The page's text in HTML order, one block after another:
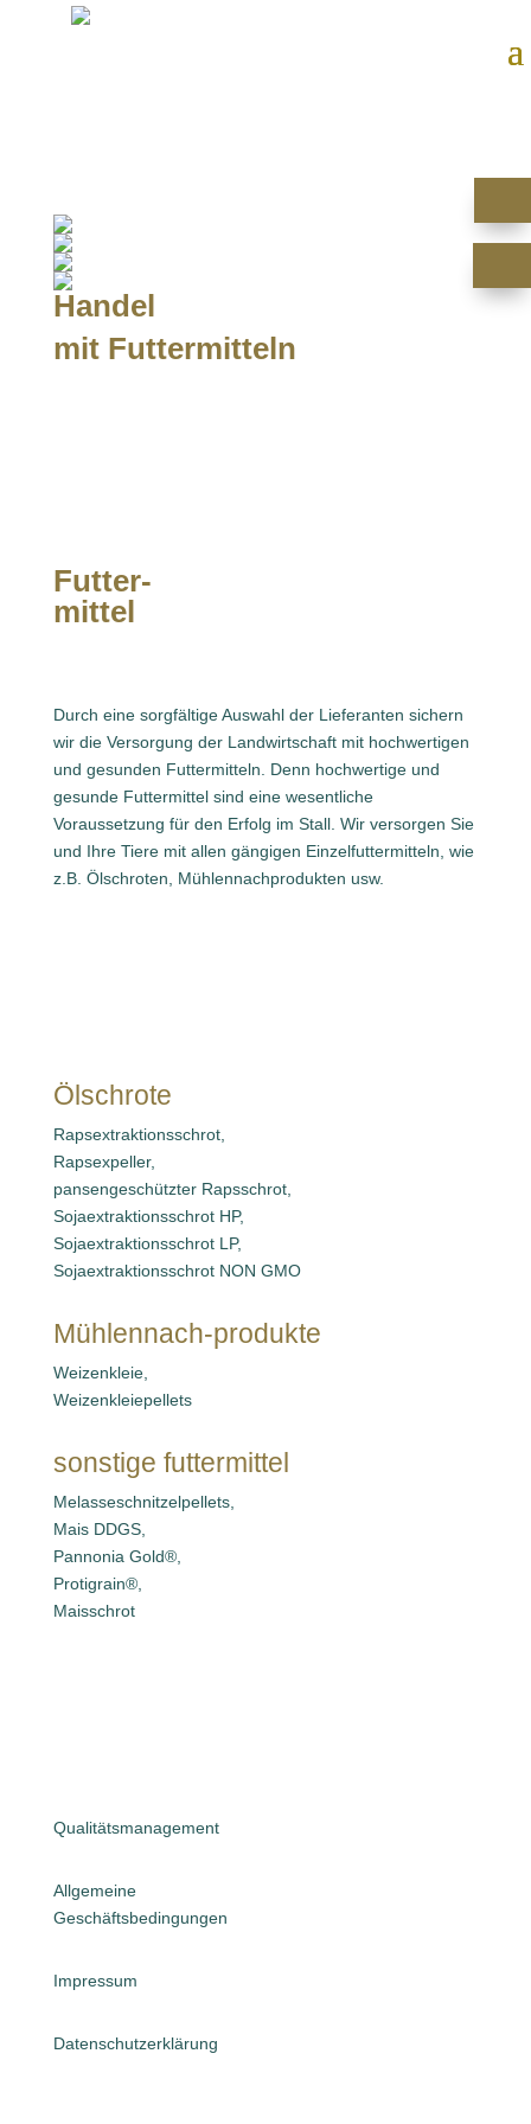
Handel
mit Futtermitteln
Futter-
mittel
Durch eine sorgfältige Auswahl der Lieferanten sichern
wir die Versorgung der Landwirtschaft mit hochwertigen
und gesunden Futtermitteln. Denn hochwertige und
gesunde Futtermittel sind eine wesentliche
Voraussetzung für den Erfolg im Stall. Wir versorgen Sie
und Ihre Tiere mit allen gängigen Einzelfuttermitteln, wie
z.B. Ölschroten, Mühlennachprodukten usw.
Ölschrote
Rapsextraktionsschrot,
Rapsexpeller,
pansengeschützter Rapsschrot,
Sojaextraktionsschrot HP,
Sojaextraktionsschrot LP,
Sojaextraktionsschrot NON GMO
Mühlennach-produkte
Weizenkleie,
Weizenkleiepellets
sonstige futtermittel
Melasseschnitzelpellets,
Mais DDGS,
Pannonia Gold®,
Protigrain®,
Maisschrot
Qualitätsmanagement
Allgemeine
Geschäftsbedingungen
Impressum
Datenschutzerklärung